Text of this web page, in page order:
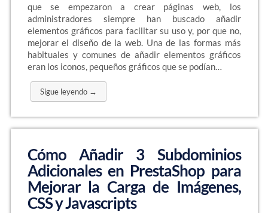
que se empezaron a crear páginas web, los
administradores siempre han buscado añadir
elementos gráficos para facilitar su uso y, por que no,
mejorar el diseño de la web. Una de las formas más
habituales y comunes de añadir elementos gráficos
eran los iconos, pequeños gráficos que se podían…
Sigue leyendo →
Cómo Añadir 3 Subdominios
Adicionales en PrestaShop para
Mejorar la Carga de Imágenes,
CSS y Javascripts